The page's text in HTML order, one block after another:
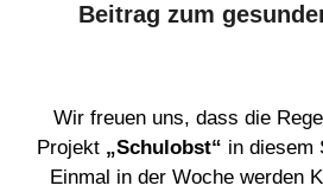
Beitrag zum
Wir freuen uns, dass die
Projekt „Schulobst“ in diesem
Einmal in der Woche werden